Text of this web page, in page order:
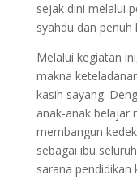
sejak dini melalui
syahdu dan penuh
Melalui kegiatan
makna
kasih sayang.
anak-anak belajar
membangun
sebagai ibu
sarana